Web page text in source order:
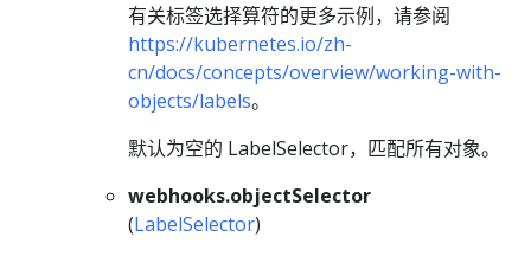
有关标签选择算符的更多示例，请参阅
https://kubernetes.io/zh-
cn/docs/concepts/overview/working-with-
objects/labels。
默认为空的 LabelSelector，匹配所有对象。
webhooks.objectSelector
(LabelSelector)